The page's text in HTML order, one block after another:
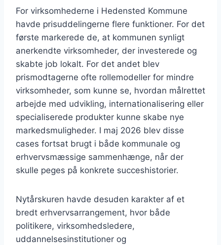
For virksomhederne i Hedensted Kommune
havde prisuddelingerne flere funktioner. For det
første markerede de, at kommunen synligt
anerkendte virksomheder, der investerede og
skabte job lokalt. For det andet blev
prismodtagerne ofte rollemodeller for mindre
virksomheder, som kunne se, hvordan målrettet
arbejde med udvikling, internationalisering eller
specialiserede produkter kunne skabe nye
markedsmuligheder. I maj 2026 blev disse
cases fortsat brugt i både kommunale og
erhvervsmæssige sammenhænge, når der
skulle peges på konkrete succeshistorier.
Nytårskuren havde desuden karakter af et
bredt erhvervsarrangement, hvor både
politikere, virksomhedsledere,
uddannelsesinstitutioner og